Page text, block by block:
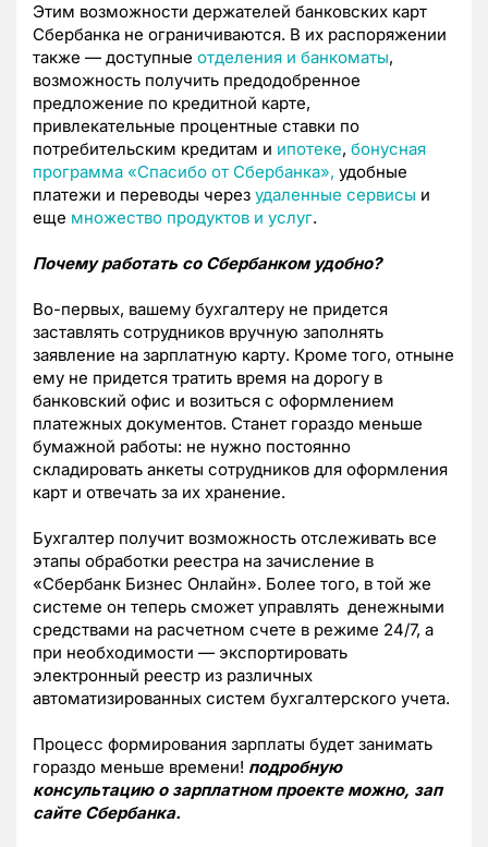
Этим возможности держателей банковских карт
Сбербанка не ограничиваются. В их распоряжении
также — доступные отделения и банкоматы,
возможность получить предодобренное
предложение по кредитной карте,
привлекательные процентные ставки по
потребительским кредитам и ипотеке, бонусная
программа «Спасибо от Сбербанка», удобные
платежи и переводы через удаленные сервисы и
еще множество продуктов и услуг.
Почему работать со Сбербанком удобно?
Во-первых, вашему бухгалтеру не придется
заставлять сотрудников вручную заполнять
заявление на зарплатную карту. Кроме того, отныне
ему не придется тратить время на дорогу в
банковский офис и возиться с оформлением
платежных документов. Станет гораздо меньше
бумажной работы: не нужно постоянно
складировать анкеты сотрудников для оформления
карт и отвечать за их хранение.
Бухгалтер получит возможность отслеживать все
этапы обработки реестра на зачисление в
«Сбербанк Бизнес Онлайн». Более того, в той же
системе он теперь сможет управлять денежными
средствами на расчетном счете в режиме 24/7, а
при необходимости — экспортировать
электронный реестр из различных
автоматизированных систем бухгалтерского учета.
Процесс формирования зарплаты будет занимать
гораздо меньше времени! подробную
консультацию о зарплатном проекте можно, зап
сайте Сбербанка.